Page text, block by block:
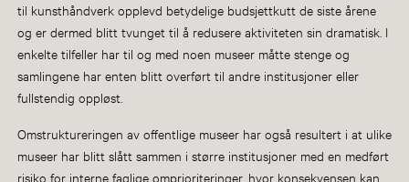
til kunsthåndverk opplevd betydelige budsjettkutt de siste årene
og er dermed blitt tvunget til å redusere aktiviteten sin dramatisk. I
enkelte tilfeller har til og med noen museer måtte stenge og
samlingene har enten blitt overført til andre institusjoner eller
fullstendig oppløst.
Omstruktureringen av offentlige museer har også resultert i at ulike
museer har blitt slått sammen i større institusjoner med en medført
risiko for interne faglige omprioriteringer, hvor konsekvensen kan